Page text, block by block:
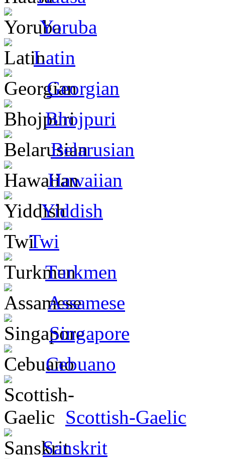
Yoruba
Latin
Georgian
Bhojpuri
Belarusian
Hawaiian
Yiddish
Twi
Turkmen
Assamese
Singapore
Cebuano
Scottish-Gaelic
Sanskrit